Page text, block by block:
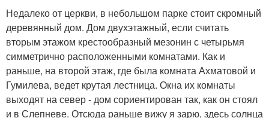
Недалеко от церкви, в небольшом парке стоит скромный
деревянный дом. Дом двухэтажный, если считать
вторым этажом крестообразный мезонин с четырьмя
симметрично расположенными комнатами. Как и
раньше, на второй этаж, где была комната Ахматовой и
Гумилева, ведет крутая лестница. Окна их комнаты
выходят на север - дом сориентирован так, как он стоял
и в Слепневе. Отсюда раньше вижу я зарю, здесь солнца